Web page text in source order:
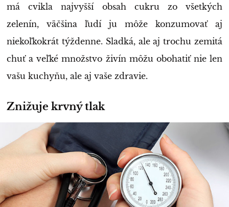
má cvikla najvyšší obsah cukru zo všetkých
zelenín, väčšina ľudí ju môže konzumovať aj
niekoľkokrát týždenne. Sladká, ale aj trochu zemitá
chuť a veľké množstvo živín môžu obohatiť nie len
vašu kuchyňu, ale aj vaše zdravie.
Znižuje krvný tlak